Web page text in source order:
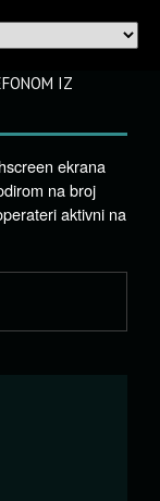
IZ
ekrana
na broj
aktivni na